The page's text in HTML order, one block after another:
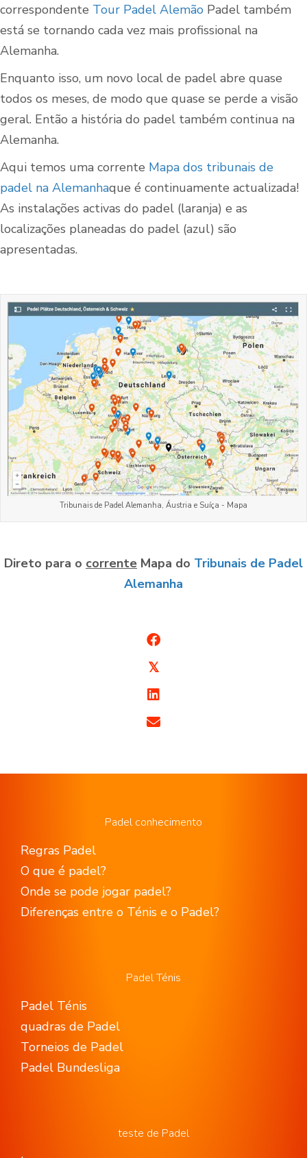
correspondente Tour Padel Alemão Padel também
está se tornando cada vez mais profissional na
Alemanha.
Enquanto isso, um novo local de padel abre quase
todos os meses, de modo que quase se perde a visão
geral. Então a história do padel também continua na
Alemanha.
Aqui temos uma corrente Mapa dos tribunais de
padel na Alemanhaque é continuamente actualizada!
As instalações activas do padel (laranja) e as
localizações planeadas do padel (azul) são
apresentadas.
Tribunais de Padel Alemanha, Áustria e Suíça - Mapa
Direto para o corrente Mapa do Tribunais de Padel
Alemanha
𝕏
Padel conhecimento
Regras Padel
O que é padel?
Onde se pode jogar padel?
Diferenças entre o Ténis e o Padel?
Padel Ténis
Padel Ténis
quadras de Padel
Torneios de Padel
Padel Bundesliga
teste de Padel